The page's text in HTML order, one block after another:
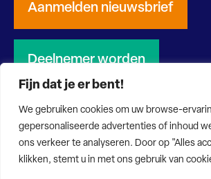
Fijn dat je er bent!
We gebruiken cookies om uw browse-
gepersonaliseerde advertenties of inhoud
ons verkeer te analyseren. Door op "Alles
klikken, stemt u in met ons gebruik van
Aanmelden nieuwsbrief
Deelnemer worden
© 2026 Energy Storage NL Privacy